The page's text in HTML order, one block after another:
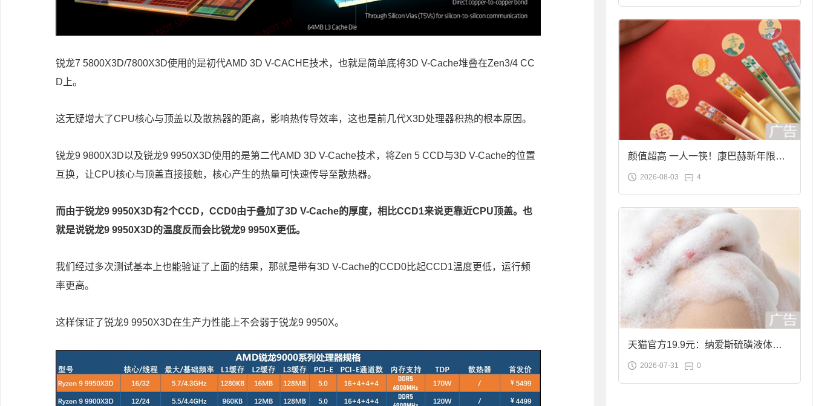
锐龙7 5800X3D/7800X3D使用的是初代AMD 3D V-CACHE技术，也就是简单底将3D V-Cache堆叠在Zen3/4 CC
D上。
这无疑增大了CPU核心与顶盖以及散热器的距离，影响热传导效率，这也是前几代X3D处理器积热的根本原因。
锐龙9 9800X3D以及锐龙9 9950X3D使用的是第二代AMD 3D V-Cache技术，将Zen 5 CCD与3D V-Cache的位置
互换，让CPU核心与顶盖直接接触，核心产生的热量可快速传导至散热器。
而由于锐龙9 9950X3D有2个CCD，CCD0由于叠加了3D V-Cache的厚度，相比CCD1来说更靠近CPU顶盖。也
就是说锐龙9 9950X3D的温度反而会比锐龙9 9950X更低。
我们经过多次测试基本上也能验证了上面的结果，那就是带有3D V-Cache的CCD0比起CCD1温度更低，运行频
率更高。
这样保证了锐龙9 9950X3D在生产力性能上不会弱于锐龙9 9950X。
颜值超高 一人一筷！康巴赫新年限定
合金筷子大促：19.9元
2026-08-03 4
天猫官方19.9元：纳爱斯硫磺液体香
皂2斤大促
2026-07-31 0